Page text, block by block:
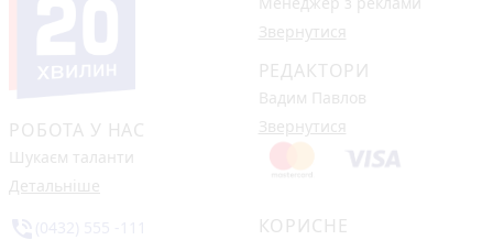
РОБОТА У НАС
Шукаєм таланти
Детальніше
Звернутися
РЕДАКТОРИ
Вадим Павлов
Звернутися
КОРИСНЕ